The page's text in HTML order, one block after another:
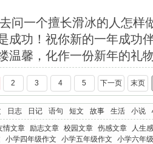
问一个擅长滑冰的人怎样
成功！祝你新的一年成功
温馨，化作一份新年的礼
2 3 4 5 下一页 末页
日志 日记 语句 短文 故事 生活 小说
情文章 励志文章 校园文章 伤感文章
人生
小学四年级作文 小学五年级作文
小学六年